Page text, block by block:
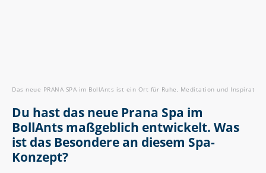
Das neue PRANA SPA im BollAnts ist ein Ort für Ruhe, Meditation und
Du hast das neue Prana Spa im
BollAnts maßgeblich entwickelt. Was
ist das Besondere an diesem Spa-
Konzept?